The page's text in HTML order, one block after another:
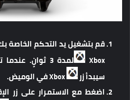
قم بتشغيل يد التحكم الخاصة
Xbox
لمدة 3 ثوانٍ.
سيبدأ زر
اضغط مع الاستمرار على زر